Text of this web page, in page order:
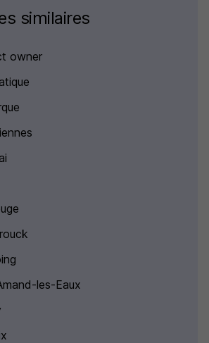
similaires
owner
les-Eaux